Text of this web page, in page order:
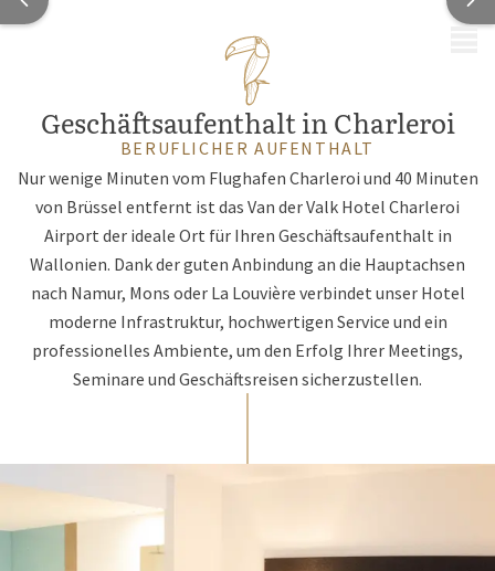
Geschäftsaufenthalt in Charleroi
BERUFLICHER AUFENTHALT
Nur wenige Minuten vom Flughafen Charleroi und 40 Minuten
von Brüssel entfernt ist das Van der Valk Hotel Charleroi
Airport der ideale Ort für Ihren Geschäftsaufenthalt in
Wallonien. Dank der guten Anbindung an die Hauptachsen
nach Namur, Mons oder La Louvière verbindet unser Hotel
moderne Infrastruktur, hochwertigen Service und ein
professionelles Ambiente, um den Erfolg Ihrer Meetings,
Seminare und Geschäftsreisen sicherzustellen.